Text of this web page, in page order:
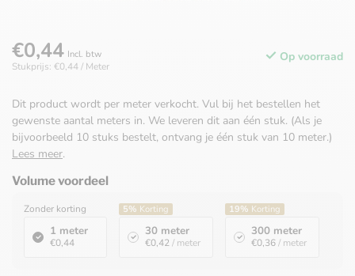
€0,44 Incl. btw
Stukprijs: €0,44 / Meter
Op voorraad
Dit product wordt per meter verkocht. Vul bij het bestellen het
gewenste aantal meters in. We leveren dit aan één stuk. (Als je
bijvoorbeeld 10 stuks bestelt, ontvang je één stuk van 10 meter.)
Lees meer.
Volume voordeel
Zonder korting
1 meter
€0,44
5% Korting
30 meter
€0,42/ meter
19% Korting
300 meter
€0,36/ meter